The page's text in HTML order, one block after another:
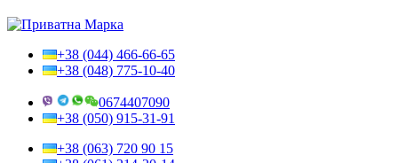
+38 (044) 466-66-65
+38 (048) 775-10-40
0674407090
+38 (050) 915-31-91
+38 (063) 720 90 15